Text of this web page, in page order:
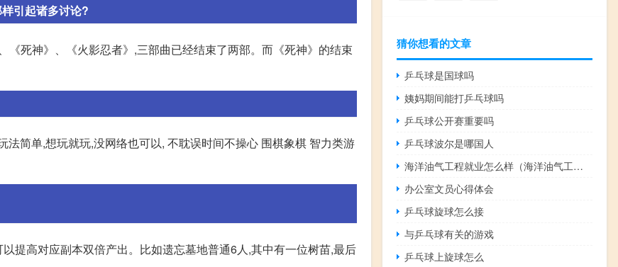
引起诸多讨论?
《死神》、《火影忍者》,三部曲已经结束了两部。而《死神》的结束
简单,想玩就玩,没网络也可以, 不耽误时间不操心 围棋象棋 智力类游
提高对应副本双倍产出。比如遗忘墓地普通6人,其中有一位树苗,最后
猜你想看的文章
乒乓球是国球吗
姨妈期间能打乒乓球吗
乒乓球公开赛重要吗
乒乓球波尔是哪国人
海洋油气工程就业怎么样（海洋油气工程就业前景）
办公室文员心得体会
乒乓球旋球怎么接
与乒乓球有关的游戏
乒乓球上旋球怎么